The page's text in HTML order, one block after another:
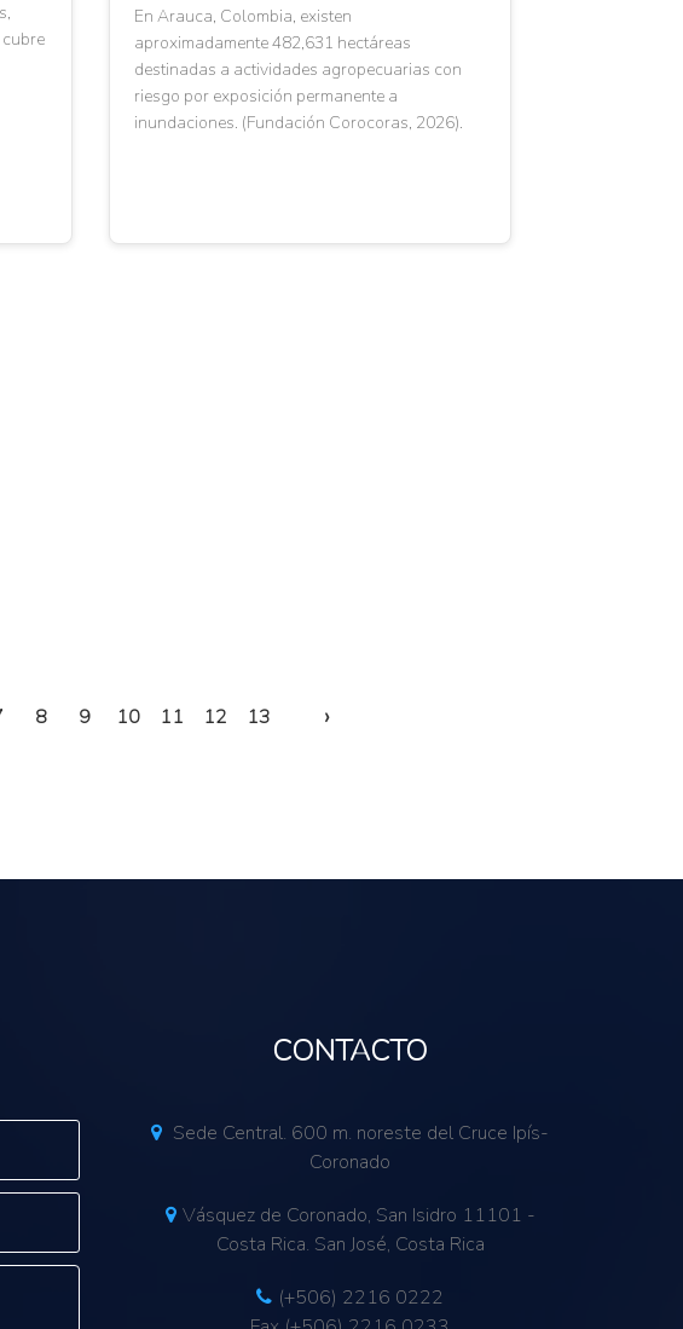
En Arauca, Colombia, existen
aproximadamente 482,631 hectáreas
destinadas a actividades agropecuarias con
riesgo por exposición permanente a
inundaciones. (Fundación Corocoras, 2026).
8 9 10 11 12 13 ›
CONTACTO
Sede Central. 600 m. noreste del Cruce Ipís-
Coronado
Vásquez de Coronado, San Isidro 11101 -
Costa Rica. San José, Costa Rica
(+506) 2216 0222